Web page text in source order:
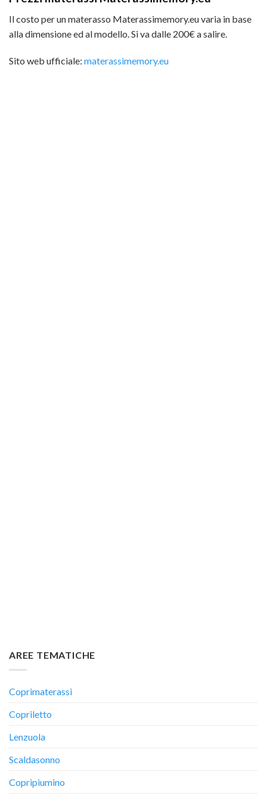
Il costo per un materasso Materassimemory.eu varia in base
alla dimensione ed al modello. Si va dalle 200€ a salire.
Sito web ufficiale: materassimemory.eu
AREE TEMATICHE
Coprimaterassi
Copriletto
Lenzuola
Scaldasonno
Copripiumino